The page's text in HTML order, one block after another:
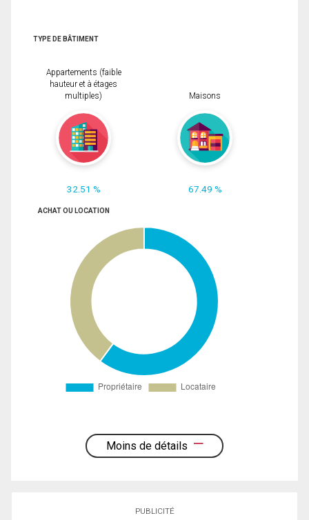
TYPE DE BÂTIMENT
Appartements (faible
hauteur et à étages
multiples)
32.51 %
Maisons
67.49 %
ACHAT OU LOCATION
Moins de détails
PUBLICITÉ